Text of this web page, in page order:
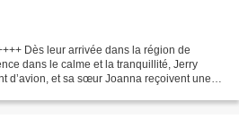
Dès leur arrivée dans la région de
dans le calme et la tranquillité, Jerry
d’avion, et sa sœur Joanna reçoivent une